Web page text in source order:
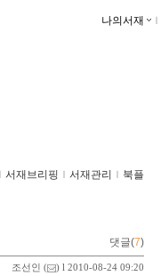
나의서재 ｌ
ｌ 서재브리핑 ｌ 서재관리 ｌ 북플
댓글(7)
조선인 ( ) l 2010-08-24 09:20